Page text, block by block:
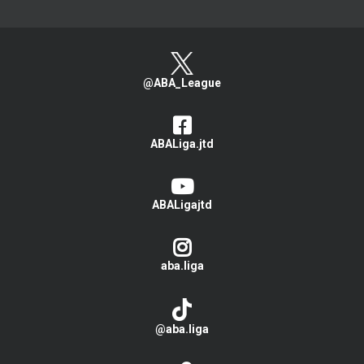
@ABA_League
ABALiga.jtd
ABALigajtd
aba.liga
@aba.liga